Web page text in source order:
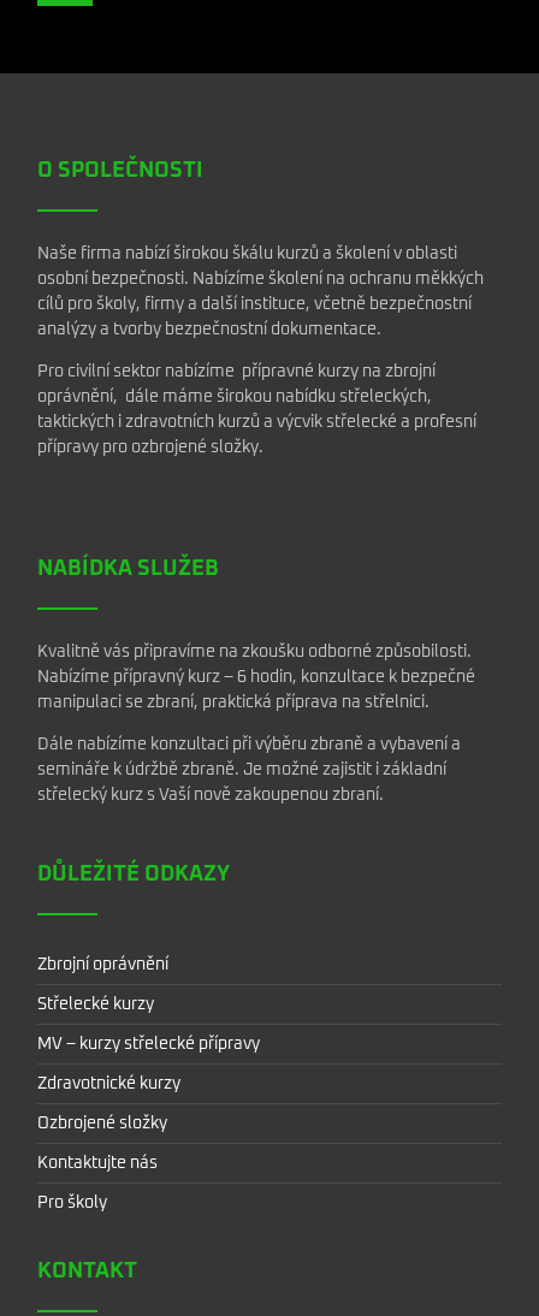
O SPOLEČNOSTI
Naše firma nabízí širokou škálu kurzů a školení v oblasti
osobní bezpečnosti. Nabízíme školení na ochranu měkkých
cílů pro školy, firmy a další instituce, včetně bezpečnostní
analýzy a tvorby bezpečnostní dokumentace.
Pro civilní sektor nabízíme přípravné kurzy na zbrojní
oprávnění, dále máme širokou nabídku střeleckých,
taktických i zdravotních kurzů a výcvik střelecké a profesní
přípravy pro ozbrojené složky.
NABÍDKA SLUŽEB
Kvalitně vás připravíme na zkoušku odborné způsobilosti.
Nabízíme přípravný kurz – 6 hodin, konzultace k bezpečné
manipulaci se zbraní, praktická příprava na střelnici.
Dále nabízíme konzultaci při výběru zbraně a vybavení a
semináře k údržbě zbraně. Je možné zajistit i základní
střelecký kurz s Vaší nově zakoupenou zbraní.
DŮLEŽITÉ ODKAZY
Zbrojní oprávnění
Střelecké kurzy
MV – kurzy střelecké přípravy
Zdravotnické kurzy
Ozbrojené složky
Kontaktujte nás
Pro školy
KONTAKT